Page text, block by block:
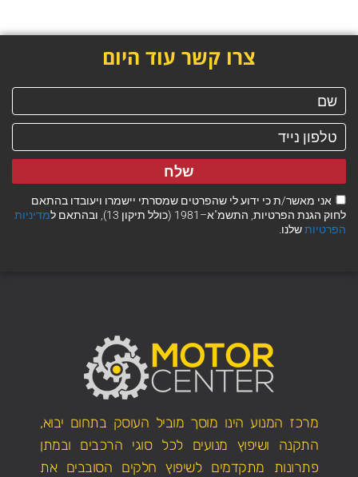
צרו קשר עוד היום
אני מאשר/ת כי ידוע לי שהפרטים שמסרתי יישמרו ויעובדו בהתאם
לחוק הגנת הפרטיות, התשמ"א–1981 (כולל תיקון 13), ובהתאם ל
מדיניות
הפרטיותשלנו.
שלח
מרכז המנוע הינו מוסך מוביל העוסק בתחום יבוא,
התקנה ושיפוץ מנועים לכל סוגי הרכבים ובמתן
פתרונות מתקדמים לשיפוץ חלקים הסובבים את